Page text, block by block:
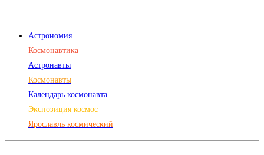
Астрономия
Космонавтика
Астронавты
Космонавты
Календарь космонавта
Экспозиция космос
Ярославль космический